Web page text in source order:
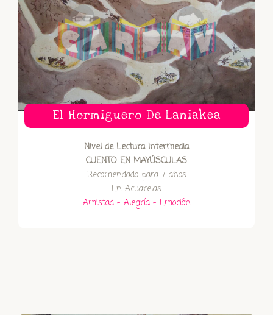
El Hormiguero De Laniakea
Nivel de Lectura Intermedia
CUENTO EN MAYÚSCULAS
Recomendado para 7 años
En Acuarelas
Amistad – Alegría – Emoción